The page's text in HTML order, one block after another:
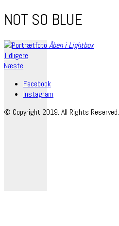
NOT SO BLUE
Åben i Lightbox
Tidligere
Næste
Facebook
Instagram
© Copyright 2019. All Rights Reserved.